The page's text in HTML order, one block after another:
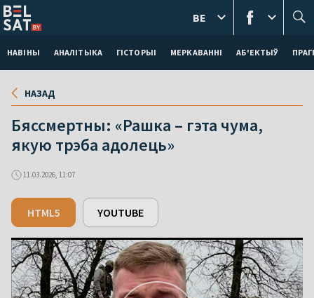
НАВІНЫ АНАЛІТЫКА ГІСТОРЫІ МЕРКАВАННI АБ'ЕКТЫЎ
BE
НАЗАД
Бяссмертны: «Рашка – гэта чума,
якую трэба адолець»
11.03.2026, 11:07
HTML5 YOUTUBE